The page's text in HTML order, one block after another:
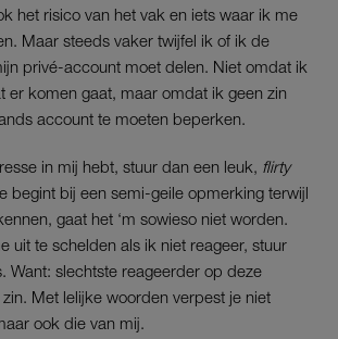
het risico van het vak en iets waar ik me
Maar steeds vaker twijfel ik of ik de
privé-account moet delen. Niet omdat ik
er komen gaat, maar omdat ik geen zin
account te moeten beperken.
in mij hebt, stuur dan een leuk,
flirty
begint bij een semi-geile opmerking terwijl
gaat het ‘m sowieso niet worden.
uit te schelden als ik niet reageer, stuur
Want: slechtste reageerder op deze
Met lelijke woorden verpest je niet
ook die van mij.